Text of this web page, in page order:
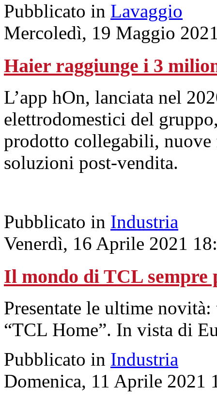
Pubblicato in Lavaggio
Mercoledì, 19 Maggio
Haier raggiunge i 3
L’app hOn, lanciata nel
elettrodomestici del
prodotto collegabili, nuove
soluzioni post-vendita.
Pubblicato in Industria
Venerdì, 16 Aprile 2021
Il mondo di TCL
Presentate le ultime
“TCL Home”. In vista di
Pubblicato in Industria
Domenica, 11 Aprile 2021